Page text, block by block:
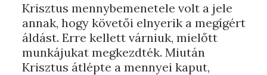
Krisztus mennybemenetele volt a jele
annak, hogy követői elnyerik a megígért
áldást. Erre kellett várniuk, mielőtt
munkájukat megkezdték. Miután
Krisztus átlépte a mennyei kaput,